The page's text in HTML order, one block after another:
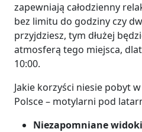
zapewniają całodzienny
bez limitu do godziny czy
przyjdziesz, tym dłużej
atmosferą tego miejsca,
10:00.
Jakie korzyści niesie pobyt
Polsce – motylarni pod
Niezapomniane